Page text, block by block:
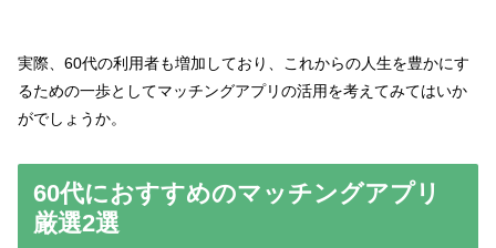
実際、60代の利用者も増加しており、これからの人生を豊かにす
るための一歩としてマッチングアプリの活用を考えてみてはいか
がでしょうか。
60代におすすめのマッチングアプリ
厳選2選